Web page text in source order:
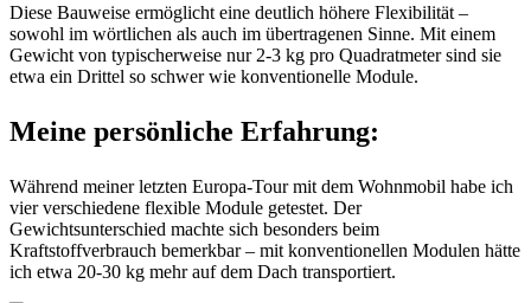
Diese Bauweise ermöglicht eine deutlich höhere Flexibilität –
sowohl im wörtlichen als auch im übertragenen Sinne. Mit einem
Gewicht von typischerweise nur 2-3 kg pro Quadratmeter sind sie
etwa ein Drittel so schwer wie konventionelle Module.
Meine persönliche Erfahrung:
Während meiner letzten Europa-Tour mit dem Wohnmobil habe ich
vier verschiedene flexible Module getestet. Der
Gewichtsunterschied machte sich besonders beim
Kraftstoffverbrauch bemerkbar – mit konventionellen Modulen hätte
ich etwa 20-30 kg mehr auf dem Dach transportiert.